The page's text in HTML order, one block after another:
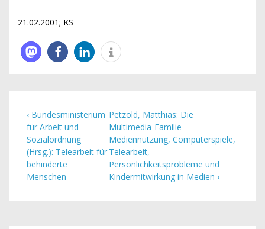
21.02.2001; KS
‹ Bundesministerium
für Arbeit und
Sozialordnung
(Hrsg.): Telearbeit für
behinderte
Menschen
Petzold, Matthias: Die
Multimedia-Familie –
Mediennutzung, Computerspiele,
Telearbeit,
Persönlichkeitsprobleme und
Kindermitwirkung in Medien ›